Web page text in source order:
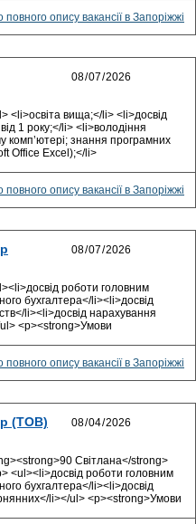
опису вакансії в Запоріжжі
<li>освіта вища;</li> <li>досвід
1 року;</li> <li>володіння
комп’ютері; знання програмних
Office Exсel);</li>
опису вакансії в Запоріжжі
роботи головним
бухгалтера</li><li>досвід
li><li>досвід нарахування
ul> <p><strong>Умови
опису вакансії в Запоріжжі
(ТОВ)
Світлана</strong>
<ul><li>досвід роботи головним
бухгалтера</li><li>досвід
li></ul> <p><strong>Умови